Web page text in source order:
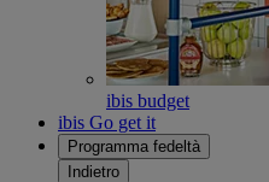
ibis budget
ibis Go get it
Programma fedeltà
Indietro